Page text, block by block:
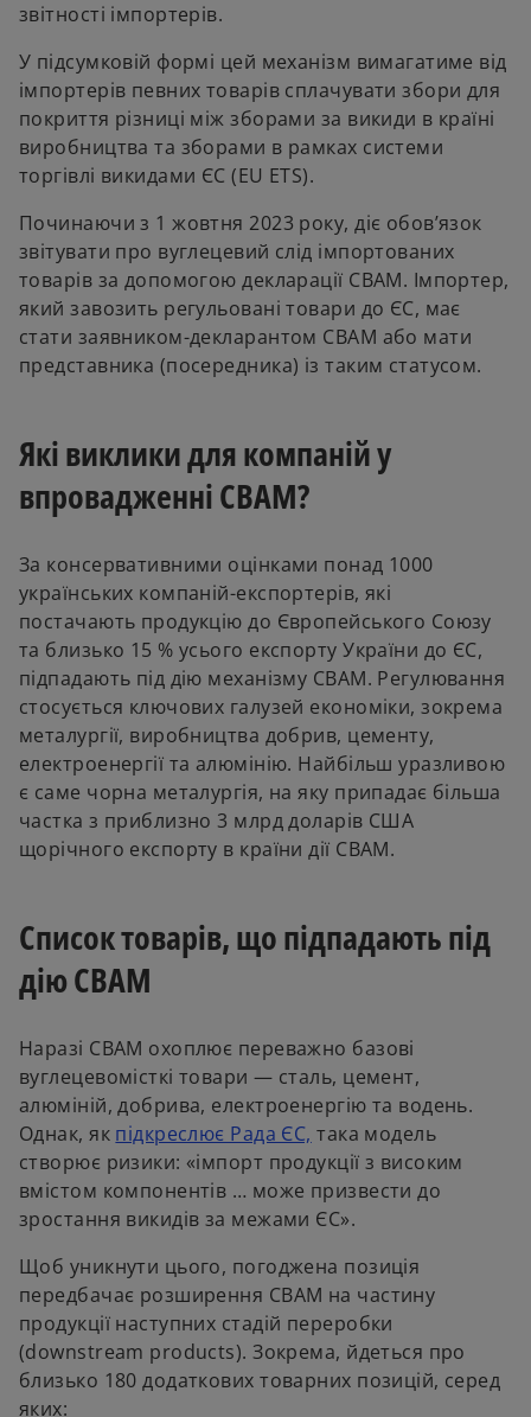
звітності імпортерів.
У підсумковій формі цей механізм вимагатиме від
імпортерів певних товарів сплачувати збори для
покриття різниці між зборами за викиди в країні
виробництва та зборами в рамках системи
торгівлі викидами ЄС (EU ETS).
Починаючи з 1 жовтня 2023 року, діє обов’язок
звітувати про вуглецевий слід імпортованих
товарів за допомогою декларації CBAM. Імпортер,
який завозить регульовані товари до ЄС, має
стати заявником-декларантом CBAM або мати
представника (посередника) із таким статусом.
Які виклики для компаній у
впровадженні CBAM?
За консервативними оцінками понад 1000
українських компаній-експортерів, які
постачають продукцію до Європейського Союзу
та близько 15 % усього експорту України до ЄС,
підпадають під дію механізму CBAM. Регулювання
стосується ключових галузей економіки, зокрема
металургії, виробництва добрив, цементу,
електроенергії та алюмінію. Найбільш уразливою
є саме чорна металургія, на яку припадає більша
частка з приблизно 3 млрд доларів США
щорічного експорту в країни дії CBAM.
Список товарів, що підпадають під
дію CBAM
Наразі CBAM охоплює переважно базові
вуглецевомісткі товари — сталь, цемент,
алюміній, добрива, електроенергію та водень.
Однак, як підкреслює Рада ЄС, o
p
e
n
i
n
a
n
e
така модель
створює ризики: «імпорт продукції з високим
вмістом компонентів … може призвести до
зростання викидів за межами ЄС».
Щоб уникнути цього, погоджена позиція
передбачає розширення CBAM на частину
продукції наступних стадій переробки
(downstream products). Зокрема, йдеться про
близько 180 додаткових товарних позицій, серед
яких: